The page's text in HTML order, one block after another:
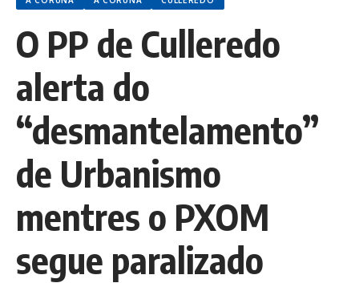
O PP de Culleredo
alerta do
“desmantelamento”
de Urbanismo
mentres o PXOM
segue paralizado